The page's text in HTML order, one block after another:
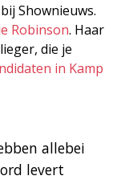
Shownieuws.
Robinson. Haar
die je
in Kamp
allebei
levert